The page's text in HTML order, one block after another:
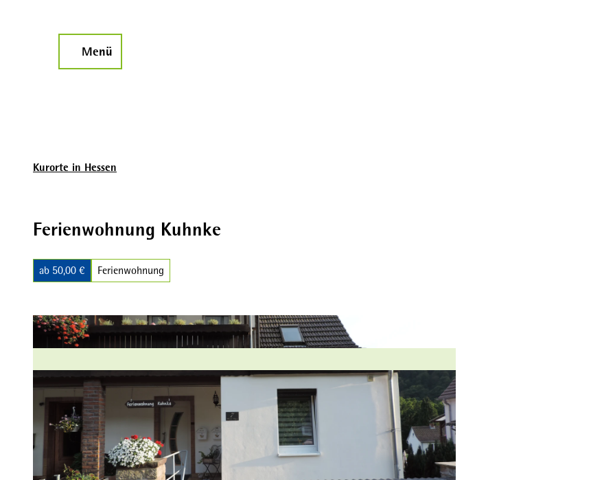
Menü
Kurorte in Hessen
Ferienwohnung Kuhnke
ab 50,00 € Ferienwohnung